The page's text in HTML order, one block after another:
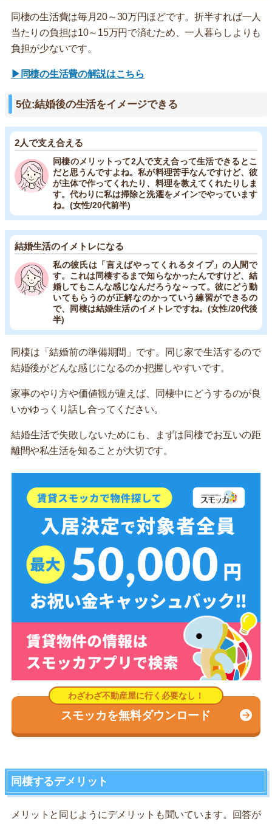
同棲の生活費は毎月20～30万円ほどです。折半すれば一人
当たりの負担は10～15万円で済むため、一人暮らしよりも
負担が少ないです。
▶同棲の生活費の解説はこちら
5位:結婚後の生活をイメージできる
2人で支え合える
同棲のメリットって2人で支え合って生活できるとこ
だと思うんですよね。私が料理苦手なんですけど、彼
が主体で作ってくれたり、料理を教えてくれたりしま
す。代わりに私は掃除と洗濯をメインでやっています
ね。(女性/20代前半)
結婚生活のイメトレになる
私の彼氏は「言えばやってくれるタイプ」の人間で
す。これは同棲するまで知らなかったんですけど、結
婚してもこんな感じなんだろうな～って。彼にどう動
いてもらうのが正解なのかっていう練習ができるの
で、同棲は結婚生活のイメトレですね。(女性/20代後
半)
同棲は「結婚前の準備期間」です。同じ家で生活するので
結婚後がどんな感じになるのか把握しやすいです。
家事のやり方や価値観が違えば、同棲中にどうするのが良
いかゆっくり話し合ってください。
結婚生活で失敗しないためにも、まずは同棲でお互いの距
離間や私生活を知ることが大切です。
スモッカを無料ダウンロード
同棲するデメリット
メリットと同じようにデメリットも聞いています。回答が